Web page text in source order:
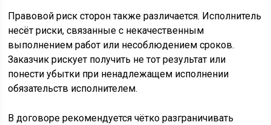
Правовой риск сторон также различается. Исполнитель
несёт риски, связанные с некачественным
выполнением работ или несоблюдением сроков.
Заказчик рискует получить не тот результат или
понести убытки при ненадлежащем исполнении
обязательств исполнителем.
В договоре рекомендуется чётко разграничивать